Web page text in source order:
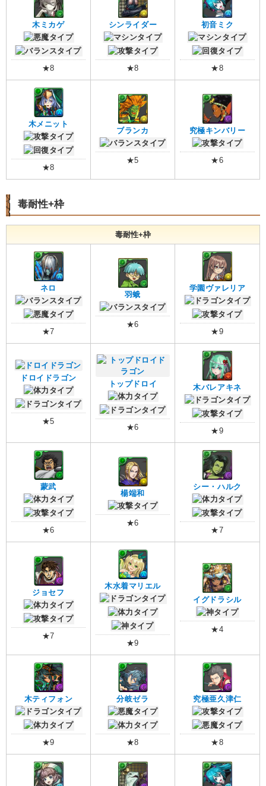
木ミカゲ
★8
シンライダー
★8
初音ミク
★8
木メニット
★8
ブランカ
★5
究極キンバリー
★6
毒耐性+枠
毒耐性+枠
ネロ
★7
羽蛾
★6
学園ヴァレリア
★9
ドロイドラゴン
★5
トップドロイ
★6
木バレアキネ
★9
蒙武
★6
楊端和
★6
シー・ハルク
★7
ジョセフ
★7
木水着マリエル
★9
イグドラシル
★4
木ティフォン
★9
分岐ゼラ
★8
究極亜久津仁
★8